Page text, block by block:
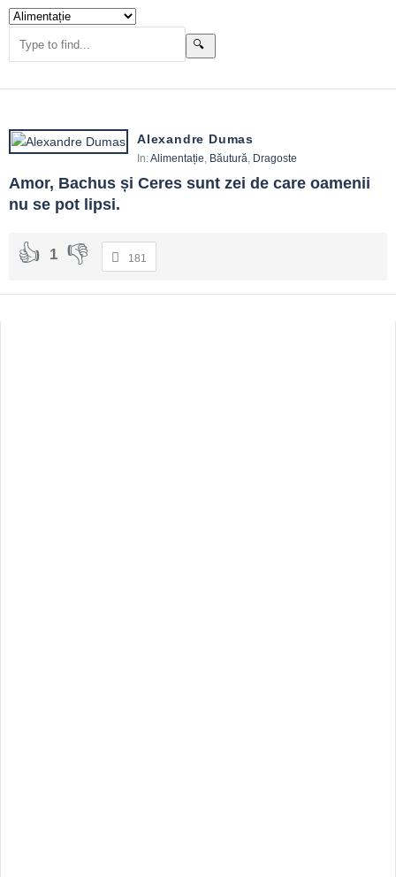
Alexandre Dumas
In:Alimentație, Băutură, Dragoste
Amor, Bachus și Ceres sunt zei de care oamenii
nu se pot lipsi.
1 181